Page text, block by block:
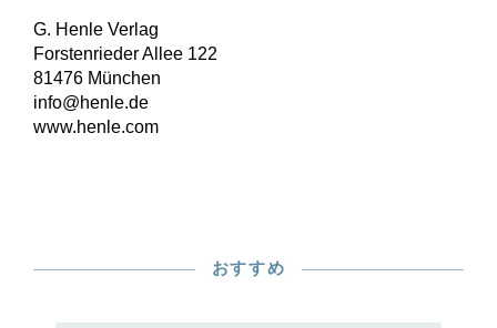
G. Henle Verlag
Forstenrieder Allee 122
81476 München
info@henle.de
www.henle.com
おすすめ